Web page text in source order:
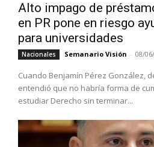
Alto impago de
en PR pone en riesgo
para universidades
Nacionales Semanario Visión - 08/
Cuando Benjamín Pérez González,
entendió que no habría forma de
estudiar Derecho sin terminar...